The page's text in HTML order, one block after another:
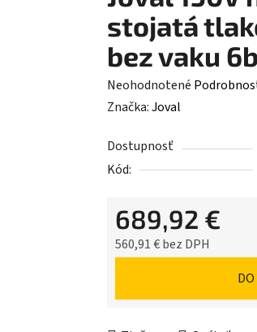
stojatá
bez vaku
Priemerné
hodnotenie
je
0,0
hviezdičiek.
Neohodnotené
Značka:Joval
Dostupnosť
Kód:
689,92 €
560,91 € bez DPH